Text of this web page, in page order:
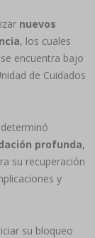
nuevos
, los cuales
encuentra bajo
de Cuidados
profunda,
su recuperación
y
su bloqueo